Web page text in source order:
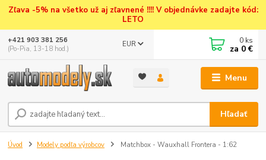
Zľava -5% na všetko už aj zľavnené !!!! V objednávke zadajte kód:
LETO
Menu
EUR
Hľadať
+421 903 381 256
(Po-Pia, 13-18 hod.)
0 ks
za 0 €
Úvod Modely podľa výrobcov Matchbox - Wauxhall Frontera - 1:62